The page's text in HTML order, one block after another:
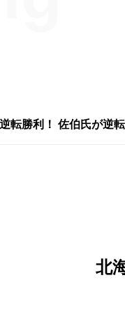
転勝利！ 佐伯氏が逆
北